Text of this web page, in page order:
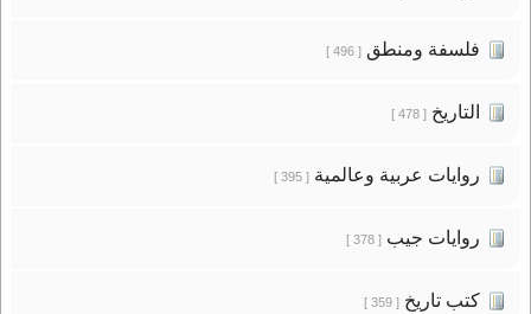
فلسفة ومنطق[ 496 ]
التاريخ[ 478 ]
روايات عربية وعالمية[ 395 ]
روايات جيب[ 378 ]
كتب تاريخ[ 359 ]